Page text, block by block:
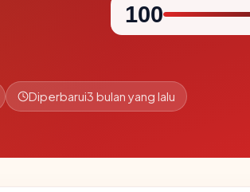
100
Diperbarui3 bulan yang lalu